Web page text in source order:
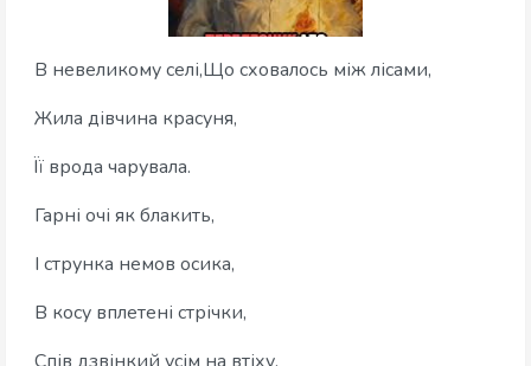
В невеликому селі,Що сховалось між лісами,
Жила дівчина красуня,
Її врода чарувала.
Гарні очі як блакить,
І струнка немов осика,
В косу вплетені стрічки,